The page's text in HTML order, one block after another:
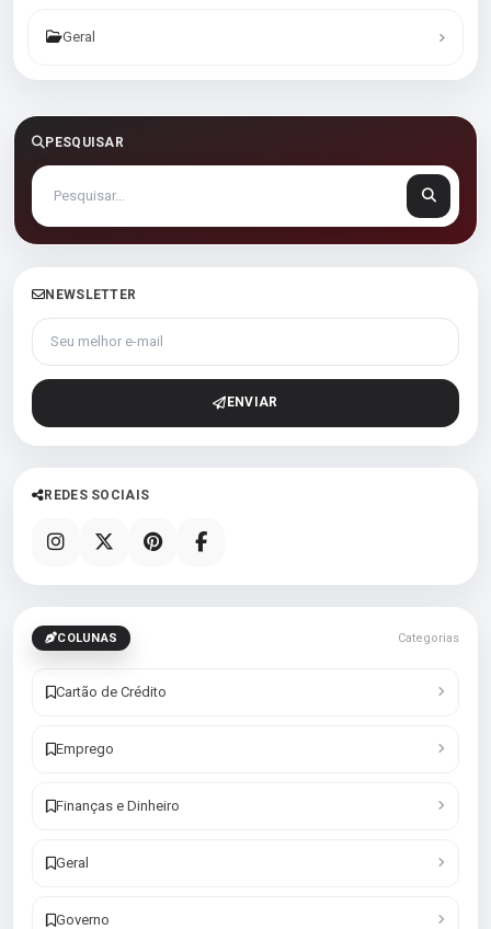
Geral
PESQUISAR
NEWSLETTER
Seu melhor e-mail
ENVIAR
REDES SOCIAIS
COLUNAS Categorias
Cartão de Crédito
Emprego
Finanças e Dinheiro
Geral
Governo